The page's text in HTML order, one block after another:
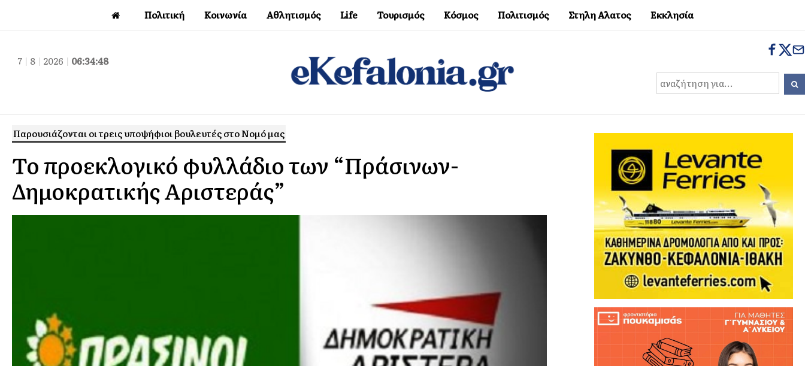
Πολιτική Κοινωνία Αθλητισμός Life Τουρισμός Κόσμος Πολιτισμός Στηλη Αλατος Εκκλησία
7 | 8 | 2026 | 06:34:49
Παρουσιάζονται οι τρεις υποψήφιοι βουλευτές στο Νομό μας
Το προεκλογικό φυλλάδιο των “Πράσινων-
Δημοκρατικής Αριστεράς”